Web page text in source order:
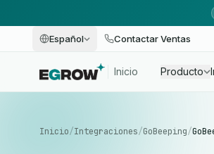
Español Contactar Ventas
Inicio Producto
Inicio/Integraciones/GoBeeping/